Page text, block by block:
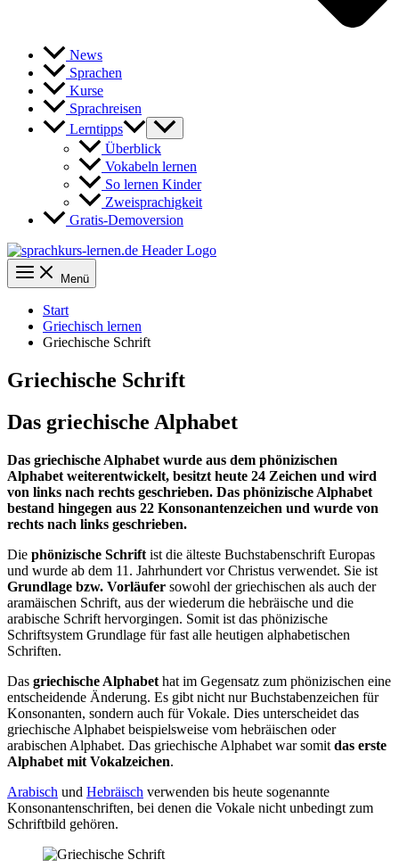
News
Sprachen
Kurse
Sprachreisen
Lerntipps
Überblick
Vokabeln lernen
So lernen Kinder
Zweisprachigkeit
Gratis-Demoversion
Menü
Start
Griechisch lernen
Griechische Schrift
Griechische Schrift
Das griechische Alphabet
Das griechische Alphabet wurde aus dem phönizischen
Alphabet weiterentwickelt, besitzt heute 24 Zeichen und wird
von links nach rechts geschrieben. Das phönizische Alphabet
bestand hingegen aus 22 Konsonantenzeichen und wurde von
rechts nach links geschrieben.
Die phönizische Schrift ist die älteste Buchstabenschrift Europas
und wurde ab dem 11. Jahrhundert vor Christus verwendet. Sie ist
Grundlage bzw. Vorläufer sowohl der griechischen als auch der
aramäischen Schrift, aus der wiederum die hebräische und die
arabische Schrift hervorgingen. Somit ist das phönizische
Schriftsystem Grundlage für fast alle heutigen alphabetischen
Schriften.
Das griechische Alphabet hat im Gegensatz zum phönizischen eine
entscheidende Änderung. Es gibt nicht nur Buchstabenzeichen für
Konsonanten, sondern auch für Vokale. Dies unterscheidet das
griechische Alphabet beispielsweise vom hebräischen oder
arabischen Alphabet. Das griechische Alphabet war somit das erste
Alphabet mit Vokalzeichen.
Arabisch und Hebräisch verwenden bis heute sogenannte
Konsonantenschriften, bei denen die Vokale nicht unbedingt zum
Schriftbild gehören.